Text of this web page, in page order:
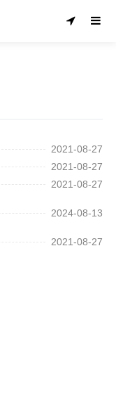
2021-08-27
2021-08-27
2021-08-27
2024-08-13
2021-08-27